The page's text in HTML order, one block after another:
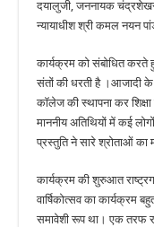
दयालुजी, जननायक चंद्रशेखर
न्यायाधीश श्री कमल नयन
कार्यक्रम को संबोधित करते
संतों की धरती है ।आजादी के
कॉलेज की स्थापना कर
माननीय अतिथियों में कई
प्रस्तुति ने सारे श्रोताओं का
कार्यक्रम की शुरुआत
वार्षिकोत्सव का
समावेशी रूप था। एक तरफ